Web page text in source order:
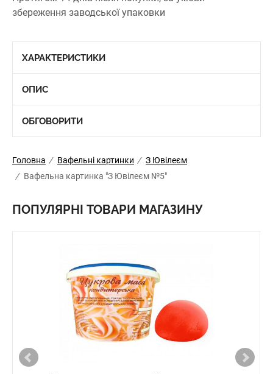
збереження заводської упаковки
ХАРАКТЕРИСТИКИ
ОПИС
ОБГОВОРИТИ
Головна / Вафельні картинки / З Ювілеєм
/ Вафельна картинка "З Ювілеєм №5"
ПОПУЛЯРНІ ТОВАРИ МАГАЗИНУ